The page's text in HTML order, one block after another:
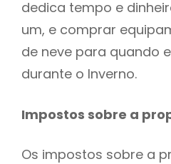
dedica tempo e
um, e comprar
de neve para quando
durante o Inverno.
Impostos sobre a
Os impostos sobre a